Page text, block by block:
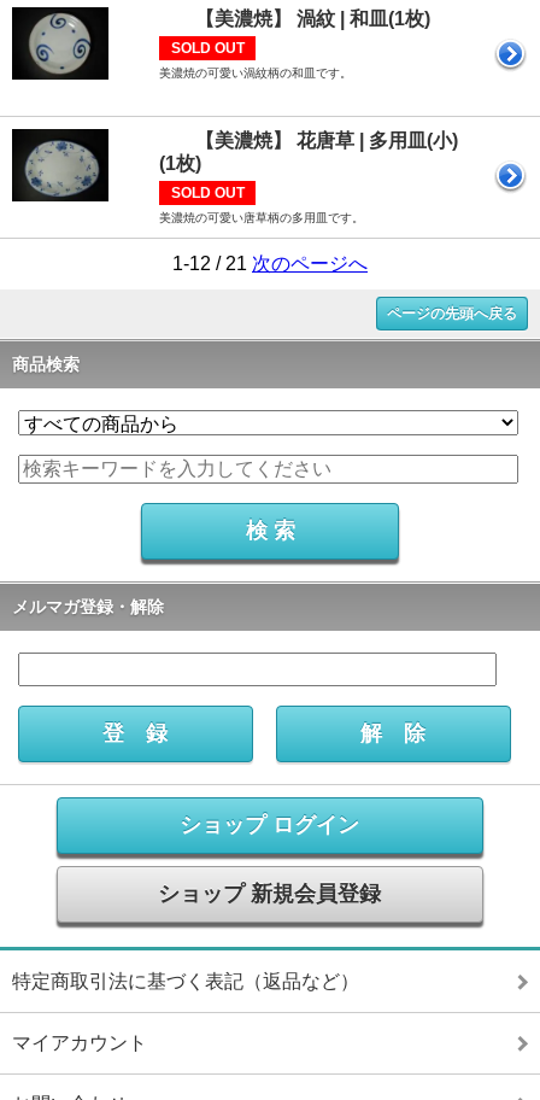
【美濃焼】 渦紋 | 和皿(1枚)
SOLD OUT
美濃焼の可愛い渦紋柄の和皿です。
【美濃焼】 花唐草 | 多用皿(小)
(1枚)
SOLD OUT
美濃焼の可愛い唐草柄の多用皿です。
1-12 / 21 次のページへ
ページの先頭へ戻る
商品検索
メルマガ登録・解除
ショップ ログイン
ショップ 新規会員登録
特定商取引法に基づく表記（返品など）
マイアカウント